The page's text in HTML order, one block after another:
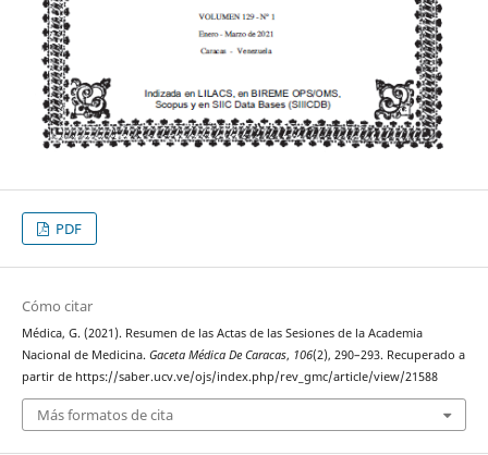
PDF
Cómo citar
Médica, G. (2021). Resumen de las Actas de las Sesiones de la Academia
Nacional de Medicina. Gaceta Médica De Caracas, 106(2), 290–293. Recuperado a
partir de https://saber.ucv.ve/ojs/index.php/rev_gmc/article/view/21588
Más formatos de cita